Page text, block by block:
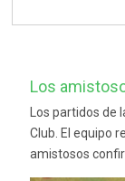
Los
Los partidos de
Club. El equipo
amistosos